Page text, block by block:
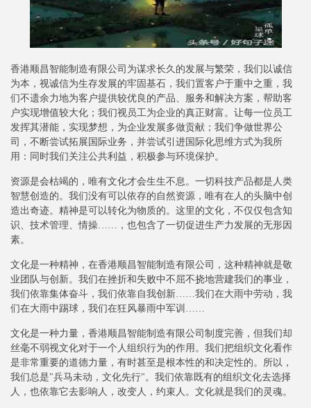
香港顺昌智能制造有限公司为谋求长久的发展与繁荣，我们以诚信
为本，视诚信为生存发展的牢固基石，我们置客户于重中之重，我
们不遗余力地为客户提供较优良的产品、服务和解决方案，帮助客
户实现增值较大化；我们视员工为企业的真正财富。让每一位员工
发挥其潜能，实现梦想，为企业发展多做贡献；我们争做世界公
司，不断尝试拓展国际业务，并尝试引进国际化思维方式为我所
用：同时我们关注公共利益，积极参与环境保护。
资源是会枯竭的，唯有文化才会生生不息。一切科技产品都是人类
智慧创造的。我们没有可以依存的自然资源，唯有在人的头脑中创
造出奇迹。精神是可以转化为物质的。这里的文化，不仅仅包含知
识、技术管理、情操……，也包含了一切促进生产力发展的无形因
素。
文化是一种精神，在香港顺昌智能制造有限公司，这种精神就是敬
业团队与创新。我们在挫折和失败中不屈不挠地营建我们的事业，
我们依靠集体奋斗，我们依靠自我创新……我们在大雨中劳动，我
们在大雨中踢球，我们在狂风暴雨中军训……
文化是一种力量，香港顺昌智能制造有限公司制度完善，但我们却
丝毫不弱视文化对于一个人组织行为的作用。我们把组织文化看作
是非常重要的道德力量，有时甚至是根本性的和决定性的。所以，
我们总是"兵马未动，文化先行"。我们依靠既有的组织文化去选择
人，也依靠它去影响人，改变人，约束人。文化就是我们的灵魂。